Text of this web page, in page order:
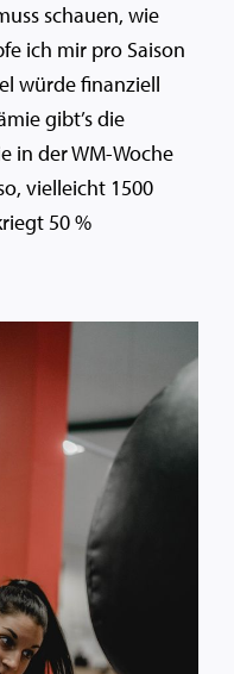
schauen, wie
ich mir pro Saison
würde finanziell
gibt’s die
in der WM-Woche
vielleicht 1500
50 %